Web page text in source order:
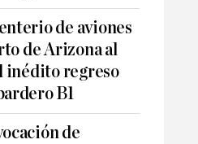
de aviones
de Arizona al
inédito regreso
B1
de